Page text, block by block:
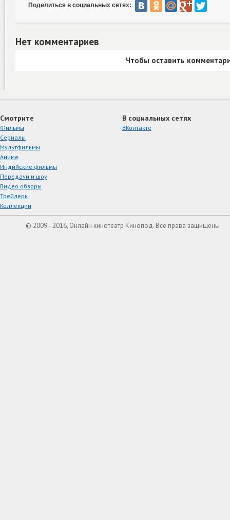
Поделиться в социальных сетях:
Нет комментариев
Чтобы оставить
Смотрите
Фильмы
Сериалы
Мультфильмы
Аниме
Индийские фильмы
Передачи и шоу
Видео обзоры
Трейлеры
Коллекции
В социальных сетях
ВКонтакте
© 2009–2016, Онлайн кинотеатр Кинопод. Все права защищены